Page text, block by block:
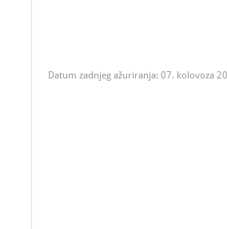
Datum zadnjeg ažuriranja: 07. kolovoza